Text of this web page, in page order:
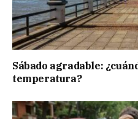
Sábado agradable:
temperatura?